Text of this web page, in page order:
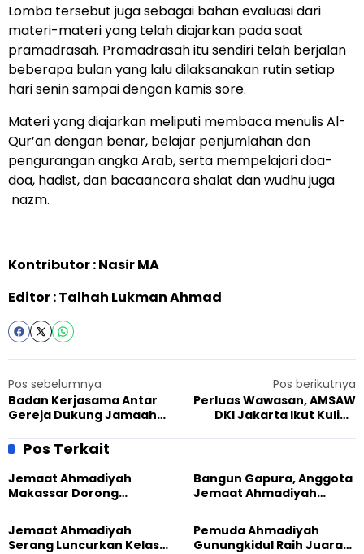
Lomba tersebut juga sebagai bahan evaluasi dari
materi-materi yang telah diajarkan pada saat
pramadrasah. Pramadrasah itu sendiri telah berjalan
beberapa bulan yang lalu dilaksanakan rutin setiap
hari senin sampai dengan kamis sore.
Materi yang diajarkan meliputi membaca menulis Al-
Qur’an dengan benar, belajar penjumlahan dan
pengurangan angka Arab, serta mempelajari doa-
doa, hadist, dan bacaancara shalat dan wudhu juga
nazm.
Kontributor : Nasir MA
Editor : Talhah Lukman Ahmad
Pos sebelumnya
Badan Kerjasama Antar
Gereja Dukung Jamaah
Pos berikutnya
Perluas Wawasan, AMSAW
DKI Jakarta Ikut Kuliah
Pos Terkait
Jemaat Ahmadiyah
Makassar Dorong
Lewat Edukasi Ekoteologi
Bangun Gapura, Anggota
Jemaat Ahmadiyah
Sambut HUT RI ke-81
Jemaat Ahmadiyah
Serang Luncurkan Kelas
Pemuda Ahmadiyah
Gunungkidul Raih Juara